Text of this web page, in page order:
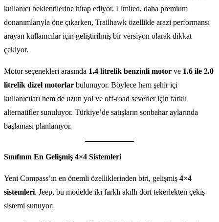
kullanıcı beklentilerine hitap ediyor. Limited, daha premium
donanımlarıyla öne çıkarken, Trailhawk özellikle arazi performansı
arayan kullanıcılar için geliştirilmiş bir versiyon olarak dikkat
çekiyor.
Motor seçenekleri arasında 1.4 litrelik benzinli motor ve 1.6 ile 2.0
litrelik dizel motorlar bulunuyor. Böylece hem şehir içi
kullanıcıları hem de uzun yol ve off-road severler için farklı
alternatifler sunuluyor. Türkiye’de satışların sonbahar aylarında
başlaması planlanıyor.
Sınıfının En Gelişmiş 4×4 Sistemleri
Yeni Compass’ın en önemli özelliklerinden biri, gelişmiş 4×4
sistemleri. Jeep, bu modelde iki farklı akıllı dört tekerlekten çekiş
sistemi sunuyor: